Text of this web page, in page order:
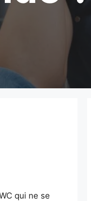
qui ne se